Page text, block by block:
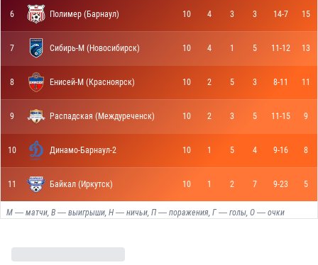
6 Полимер (Барнаул) 10 4 3 3 14-7 15
7 Сибирь-М (Новосибирск) 10 4 1 5 11-12 13
8 Енисей-М (Красноярск) 10 2 5 3 8-11 11
9 Распадская (Междуреченск) 10 2 3 5 11-15 9
10 Динамо-Барнаул-2 10 1 5 4 9-16 8
11 Байкал (Иркутск) 10 1 2 7 9-23 5
М — матчи, В — выигрыши, Н — ничьи, П — поражения, Г — голы, О — очки